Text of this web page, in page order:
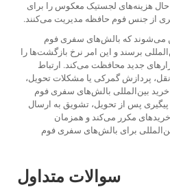
هزینه‌های لجستیک معکوس را برای
از جنس فوم حافظه مدیریت می‌کنند.
می‌شوند که بالش‌های سفری فوم
برسند و این امر نرخ بازگشت‌ها را
جدید محافظت می‌کند. ارتباط
پردازش گمرکی یا مشکلات تحویل،
بین‌المللی بالش‌های سفری فوم
پس از تحویل، تشویق به ارسال
مکرر می‌کند و همزمان
برای بالش‌های سفری فوم
سوالات متداول